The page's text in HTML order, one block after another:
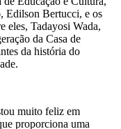
Edilson Bertucci, e os
eles, Tadayosi Wada,
da Casa de
da história do
muito feliz em
proporciona uma